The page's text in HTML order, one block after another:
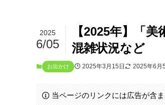
【2025年】「
混雑状況など
2025
6/05
お出かけ 2025年3月15日 2025年6月
当ページのリンクには広告が含ま